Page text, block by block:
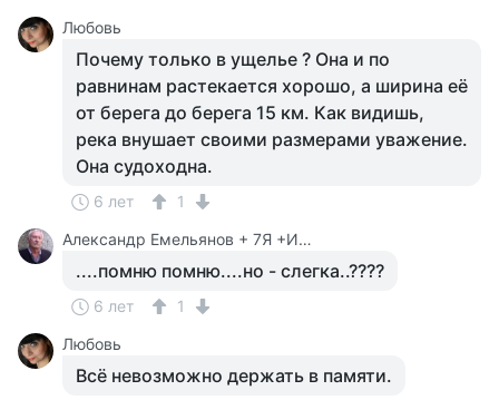
Любовь
Почему только в ущелье ? Она и по
равнинам растекается хорошо, а ширина её
от берега до берега 15 км. Как видишь,
река внушает своими размерами уважение.
Она судоходна.
6 лет
1
Александр Емельянов + 7Я +Инструктор Туризма
....помню помню....но - слегка..????
6 лет
1
Любовь
Всё невозможно держать в памяти.